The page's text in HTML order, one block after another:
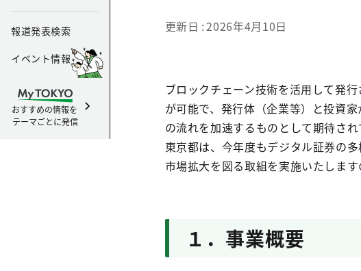
報道発表検索
イベント情報
おすすめの情報を
テーマごとに発信
更新日 2026年4月10日
ブロックチェーン技術を活用して発
が可能で、発行体（企業等）と投資
の流れを加速するものとして期待され
東京都は、今年度もデジタル証券の
市場拡大を図る取組を実施いたしま
１．事業概要